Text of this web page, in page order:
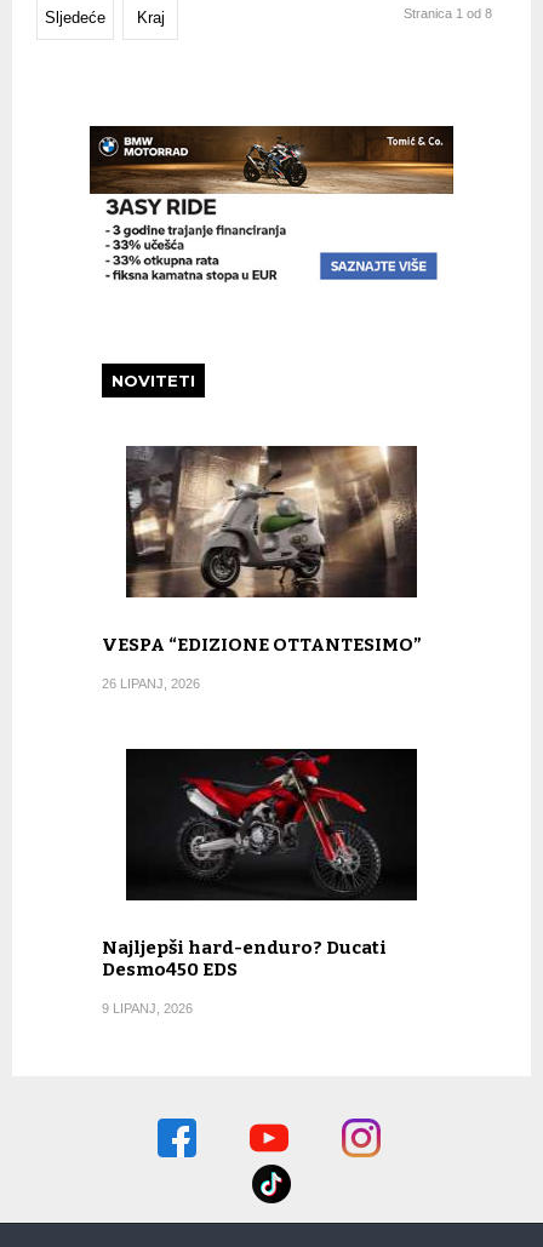
Sljedeće Kraj Stranica 1 od 8
NOVITETI
VESPA “EDIZIONE OTTANTESIMO”
26 LIPANJ, 2026
Najljepši hard-enduro? Ducati
Desmo450 EDS
9 LIPANJ, 2026